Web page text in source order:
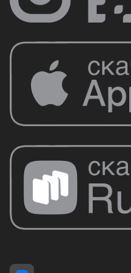
успешно
учреждений и
мире.